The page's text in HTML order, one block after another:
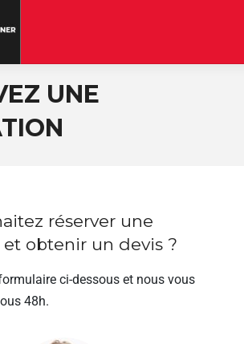
UNE
réserver une
obtenir un devis ?
ci-dessous et nous vous
48h.